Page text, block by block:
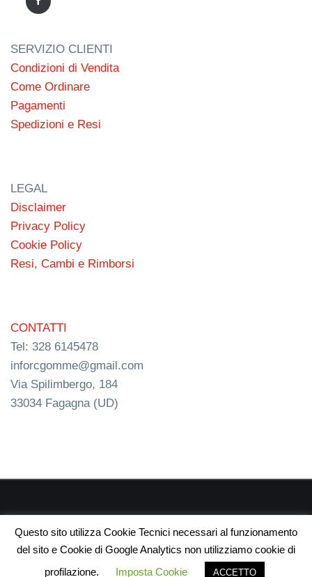
SERVIZIO CLIENTI
Condizioni di Vendita
Come Ordinare
Pagamenti
Spedizioni e Resi
LEGAL
Disclaimer
Privacy Policy
Cookie Policy
Resi, Cambi e Rimborsi
CONTATTI
Tel: 328 6145478
inforcgomme@gmail.com
Via Spilimbergo, 184
33034 Fagagna (UD)
webdesign
Questo sito utilizza Cookie Tecnici necessari al funzionamento
del sito e Cookie di Google Analytics non utilizziamo cookie di
profilazione.
Imposta Cookie ACCETTO